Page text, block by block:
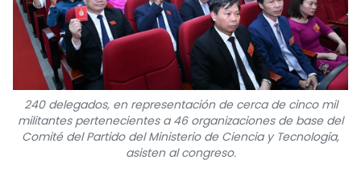
240 delegados, en representación de cerca de cinco mil
militantes pertenecientes a 46 organizaciones de base del
Comité del Partido del Ministerio de Ciencia y Tecnología,
asisten al congreso.